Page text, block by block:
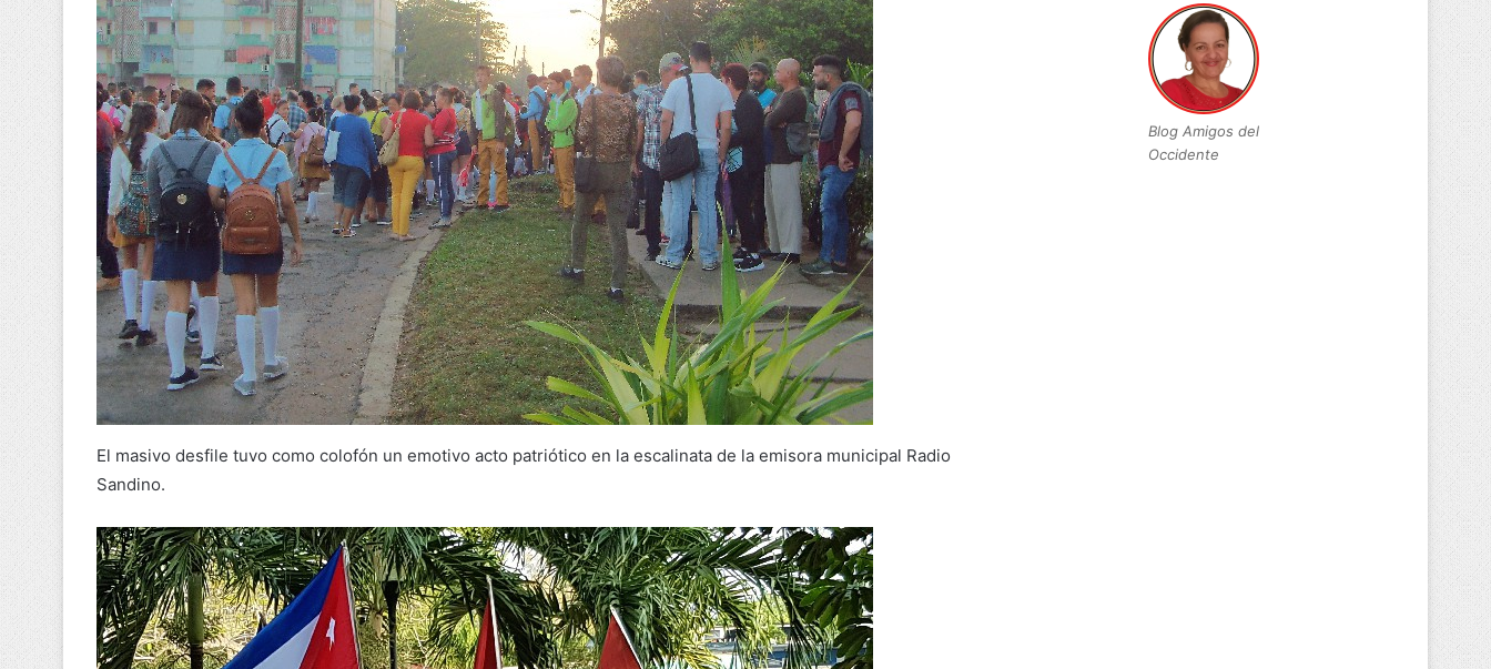
El masivo desfile tuvo como colofón un emotivo acto patriótico en la escalinata de la emisora municipal Radio
Sandino.
Blog Amigos del
Occidente